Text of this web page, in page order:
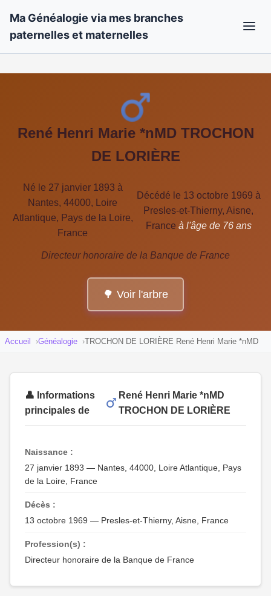
Ma Généalogie via mes branches
paternelles et maternelles
René Henri Marie *nMD TROCHON
DE LORIÈRE
Né le 27 janvier 1893 à
Nantes, 44000, Loire
Atlantique, Pays de la Loire,
France
Décédé le 13 octobre 1969 à
Presles-et-Thierny, Aisne,
France à l'âge de 76 ans
Directeur honoraire de la Banque de France
🌳 Voir l'arbre
Accueil Généalogie TROCHON DE LORIÈRE René Henri Marie *nMD
👤 Informations
principales de
René Henri Marie *nMD
TROCHON DE LORIÈRE
Naissance :
27 janvier 1893 — Nantes, 44000, Loire Atlantique, Pays
de la Loire, France
Décès :
13 octobre 1969 — Presles-et-Thierny, Aisne, France
Profession(s) :
Directeur honoraire de la Banque de France